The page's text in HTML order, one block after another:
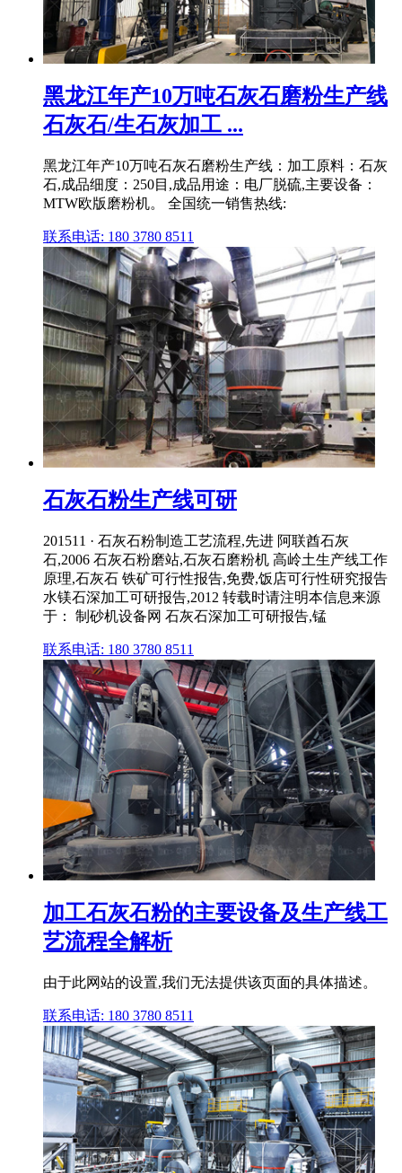
黑龙江年产10万吨石灰石磨粉生产线
石灰石/生石灰加工 ...
黑龙江年产10万吨石灰石磨粉生产线：加工原料：石灰
石,成品细度：250目,成品用途：电厂脱硫,主要设备：
MTW欧版磨粉机。 全国统一销售热线:
联系电话: 180 3780 8511
石灰石粉生产线可研
201511 · 石灰石粉制造工艺流程,先进 阿联酋石灰
石,2006 石灰石粉磨站,石灰石磨粉机 高岭土生产线工作
原理,石灰石 铁矿可行性报告,免费,饭店可行性研究报告
水镁石深加工可研报告,2012 转载时请注明本信息来源
于： 制砂机设备网 石灰石深加工可研报告,锰
联系电话: 180 3780 8511
加工石灰石粉的主要设备及生产线工
艺流程全解析
由于此网站的设置,我们无法提供该页面的具体描述。
联系电话: 180 3780 8511